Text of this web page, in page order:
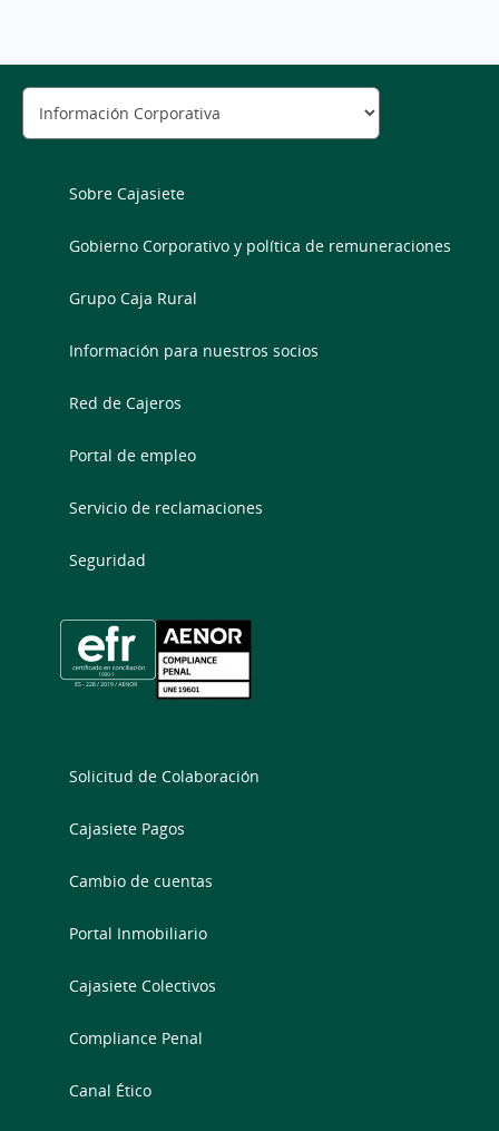
Sobre Cajasiete
Gobierno Corporativo y política de remuneraciones
Grupo Caja Rural
Información para nuestros socios
Red de Cajeros
Portal de empleo
Servicio de reclamaciones
Seguridad
Solicitud de Colaboración
Cajasiete Pagos
Cambio de cuentas
Portal Inmobiliario
Cajasiete Colectivos
Compliance Penal
Canal Ético